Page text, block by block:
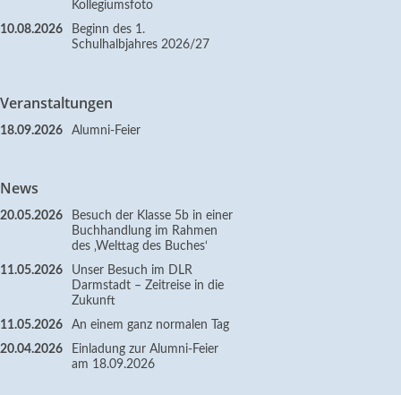
Kollegiumsfoto
10.08.2026
Beginn des 1.
Schulhalbjahres 2026/27
Veranstaltungen
18.09.2026 Alumni-Feier
News
20.05.2026
Besuch der Klasse 5b in einer
Buchhandlung im Rahmen
des ‚Welttag des Buches‘
11.05.2026
Unser Besuch im DLR
Darmstadt – Zeitreise in die
Zukunft
11.05.2026
An einem ganz normalen Tag
20.04.2026
Einladung zur Alumni-Feier
am 18.09.2026